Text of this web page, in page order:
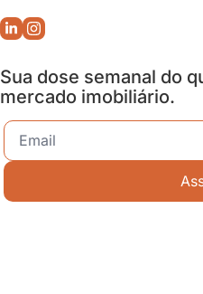
Sua dose semanal do
mercado imobiliário.